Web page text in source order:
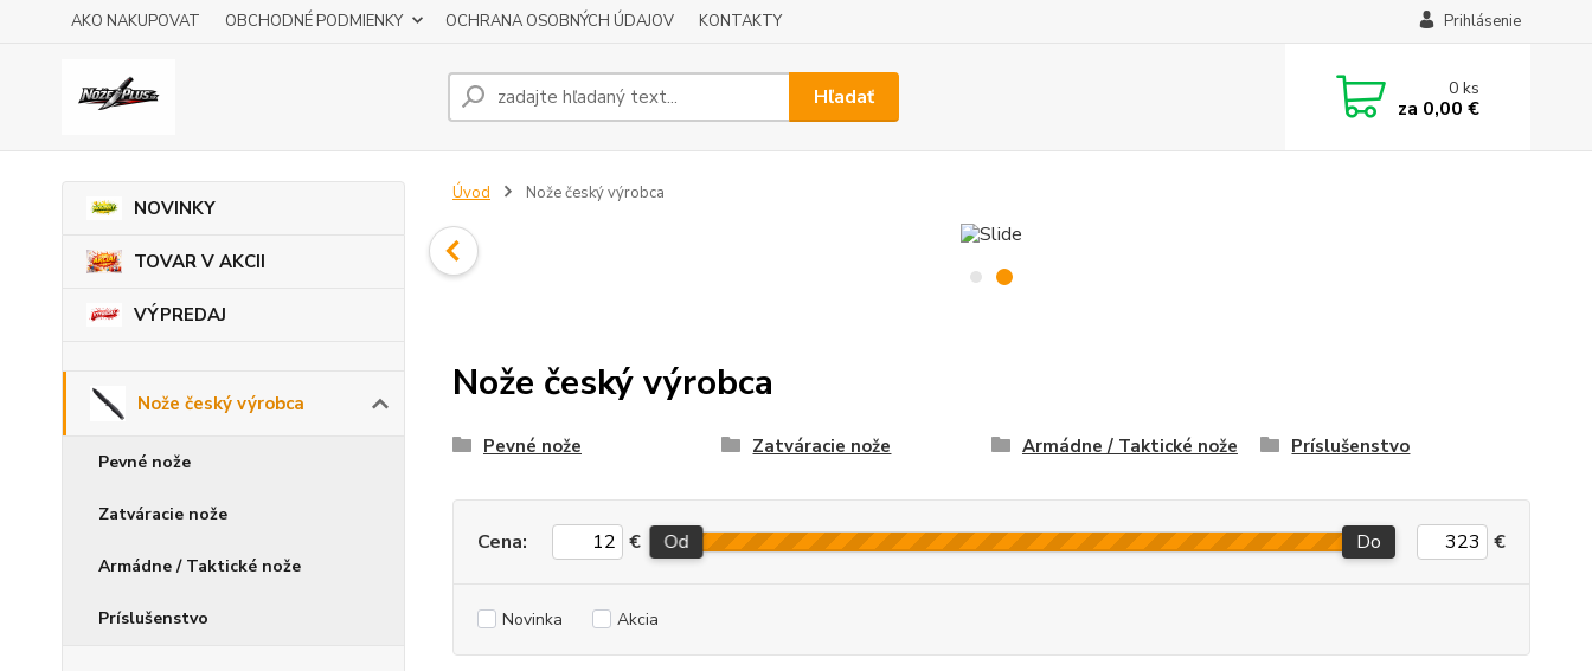
AKO NAKUPOVAT OBCHODNÉ PODMIENKY OCHRANA OSOBNÝCH ÚDAJOV KONTAKTY Prihlásenie
Hľadať 0ks
za 0,00 €
NOVINKY
TOVAR V AKCII
VÝPREDAJ
Nože český výrobca
Pevné nože
Zatváracie nože
Armádne / Taktické nože
Príslušenstvo
Úvod Nože český výrobca
Nože český výrobca
Pevné nože Zatváracie nože Armádne / Taktické nože Príslušenstvo
Cena: € Od Do €
Novinka Akcia